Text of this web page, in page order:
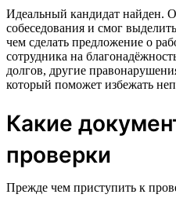
Идеальный кандидат найден.
собеседования и смог
чем сделать предложение о
сотрудника на
долгов, другие
который поможет избежать
Какие
проверки
Прежде чем приступить к